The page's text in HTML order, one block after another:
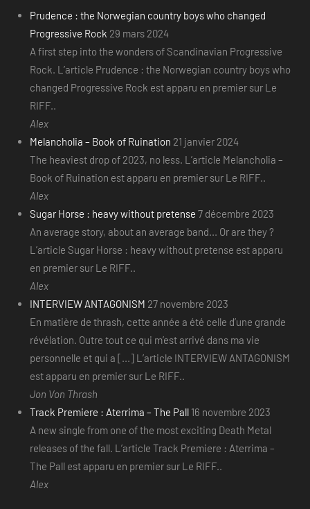
Prudence : the Norwegian country boys who changed
Progressive Rock 29 mars 2024
A first step into the wonders of Scandinavian Progressive
Rock. L’article Prudence : the Norwegian country boys who
changed Progressive Rock est apparu en premier sur Le
RIFF..
Alex
Melancholia – Book of Ruination 21 janvier 2024
The heaviest drop of 2023, no less. L’article Melancholia –
Book of Ruination est apparu en premier sur Le RIFF..
Alex
Sugar Horse : heavy without pretense 7 décembre 2023
An average story, about an average band... Or are they ?
L’article Sugar Horse : heavy without pretense est apparu
en premier sur Le RIFF..
Alex
INTERVIEW ANTAGONISM 27 novembre 2023
En matière de thrash, cette année a été celle d’une grande
révélation. Outre tout ce qui m’est arrivé dans ma vie
personnelle et qui a [...] L’article INTERVIEW ANTAGONISM
est apparu en premier sur Le RIFF..
Jon Von Thrash
Track Premiere : Aterrima – The Pall 16 novembre 2023
A new single from one of the most exciting Death Metal
releases of the fall. L’article Track Premiere : Aterrima –
The Pall est apparu en premier sur Le RIFF..
Alex